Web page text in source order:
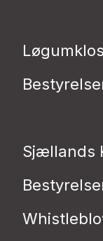
Sjællands